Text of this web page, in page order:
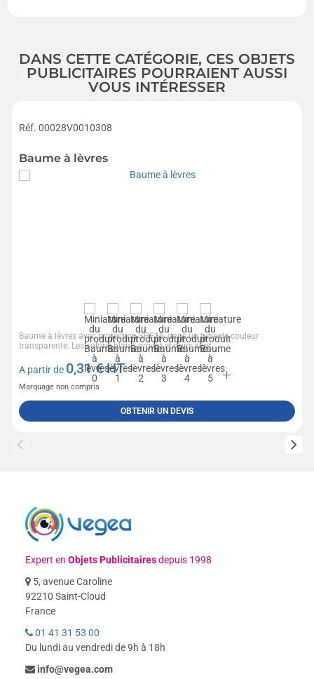
DANS CETTE CATÉGORIE, CES OBJETS
PUBLICITAIRES POURRAIENT AUSSI
VOUS INTÉRESSER
Réf. 00028V0010308
Baume à lèvres
Baume à lèvres avec protection SPF15, dans un tube de couleur
transparente. Les coloris blanc, argent et noirs sont...
A partir de 0,31€ HT
Marquage non compris
OBTENIR UN DEVIS
Expert enObjets Publicitairesdepuis 1998
5, avenue Caroline
92210 Saint-Cloud
France
01 41 31 53 00
Du lundi au vendredi de 9h à 18h
info@vegea.com